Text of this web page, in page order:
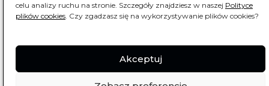
celu analizy ruchu na stronie. Szczegóły znajdziesz w naszej Polityce
plików cookies. Czy zgadzasz się na wykorzystywanie plików cookies?
Akceptuj